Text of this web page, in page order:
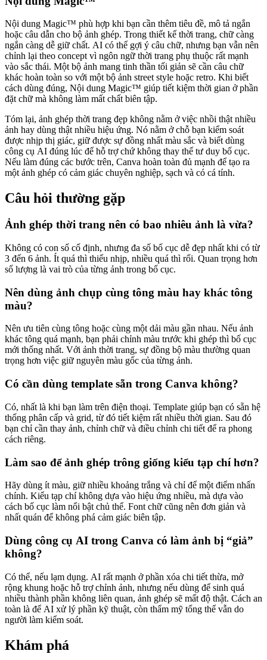
Nội dung Magic™ phù hợp khi bạn cần thêm tiêu đề, mô tả ngắn
hoặc câu dẫn cho bộ ảnh ghép. Trong thiết kế thời trang, chữ càng
ngắn càng dễ giữ chất. AI có thể gợi ý câu chữ, nhưng bạn vẫn nên
chỉnh lại theo concept vì ngôn ngữ thời trang phụ thuộc rất mạnh
vào sắc thái. Một bộ ảnh mang tinh thần tối giản sẽ cần câu chữ
khác hoàn toàn so với một bộ ảnh street style hoặc retro. Khi biết
cách dùng đúng, Nội dung Magic™ giúp tiết kiệm thời gian ở phần
đặt chữ mà không làm mất chất biên tập.
Tóm lại, ảnh ghép thời trang đẹp không nằm ở việc nhồi thật nhiều
ảnh hay dùng thật nhiều hiệu ứng. Nó nằm ở chỗ bạn kiểm soát
được nhịp thị giác, giữ được sự đồng nhất màu sắc và biết dùng
công cụ AI đúng lúc để hỗ trợ chứ không thay thế tư duy bố cục.
Nếu làm đúng các bước trên, Canva hoàn toàn đủ mạnh để tạo ra
một ảnh ghép có cảm giác chuyên nghiệp, sạch và có cá tính.
Câu hỏi thường gặp
Ảnh ghép thời trang nên có bao nhiêu ảnh là vừa?
Không có con số cố định, nhưng đa số bố cục dễ đẹp nhất khi có từ
3 đến 6 ảnh. Ít quá thì thiếu nhịp, nhiều quá thì rối. Quan trọng hơn
số lượng là vai trò của từng ảnh trong bố cục.
Nên dùng ảnh chụp cùng tông màu hay khác tông
màu?
Nên ưu tiên cùng tông hoặc cùng một dải màu gần nhau. Nếu ảnh
khác tông quá mạnh, bạn phải chỉnh màu trước khi ghép thì bố cục
mới thống nhất. Với ảnh thời trang, sự đồng bộ màu thường quan
trọng hơn việc giữ nguyên màu gốc của từng ảnh.
Có cần dùng template sẵn trong Canva không?
Có, nhất là khi bạn làm trên điện thoại. Template giúp bạn có sẵn hệ
thống phân cấp và grid, từ đó tiết kiệm rất nhiều thời gian. Sau đó
bạn chỉ cần thay ảnh, chỉnh chữ và điều chỉnh chi tiết để ra phong
cách riêng.
Làm sao để ảnh ghép trông giống kiểu tạp chí hơn?
Hãy dùng ít màu, giữ nhiều khoảng trắng và chỉ để một điểm nhấn
chính. Kiểu tạp chí không dựa vào hiệu ứng nhiều, mà dựa vào
cách bố cục làm nổi bật chủ thể. Font chữ cũng nên đơn giản và
nhất quán để không phá cảm giác biên tập.
Dùng công cụ AI trong Canva có làm ảnh bị “giả”
không?
Có thể, nếu lạm dụng. AI rất mạnh ở phần xóa chi tiết thừa, mở
rộng khung hoặc hỗ trợ chỉnh ảnh, nhưng nếu dùng để sinh quá
nhiều thành phần không liên quan, ảnh ghép sẽ mất độ thật. Cách an
toàn là để AI xử lý phần kỹ thuật, còn thẩm mỹ tổng thể vẫn do
người làm kiểm soát.
Khám phá